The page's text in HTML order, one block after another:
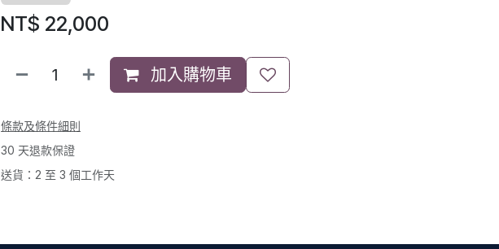
NT$ 22,000
加入購物車
條款及條件細則
30 天退款保證
送貨：2 至 3 個工作天